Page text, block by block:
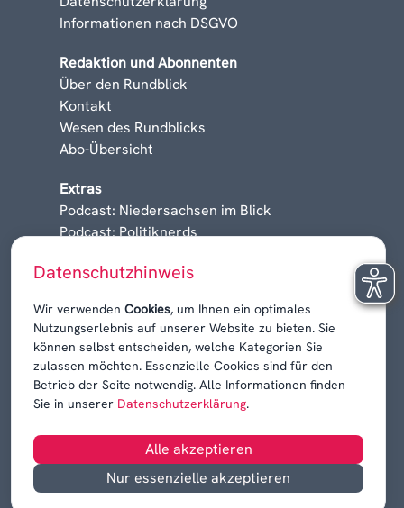
Datenschutzhinweis
Wir verwenden Cookies, um Ihnen ein optimales
Nutzungserlebnis auf unserer Website zu bieten. Sie
können selbst entscheiden, welche Kategorien Sie
zulassen möchten. Essenzielle Cookies sind für den
Betrieb der Seite notwendig. Alle Informationen finden
Sie in unserer Datenschutzerklärung.
Alle akzeptieren
Nur essenzielle akzeptieren
Informationen nach DSGVO
Redaktion und Abonnenten
Über den Rundblick
Kontakt
Wesen des Rundblicks
Abo-Übersicht
Extras
Podcast: Niedersachsen im Blick
Podcast: Politiknerds
Karrieren, Krisen & Kontroversen